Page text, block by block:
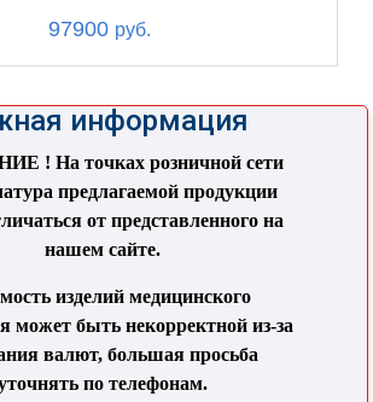
97900 руб.
информация
! На точках розничной сети
предлагаемой продукции
от представленного на
нашем сайте.
изделий медицинского
может быть некорректной из-за
валют, большая просьба
по телефонам.